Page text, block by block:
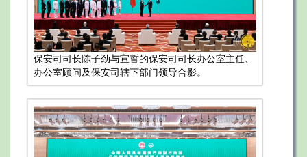
保安司司长陈子劲与宣誓的保安司司长办公室主任、
办公室顾问及保安司辖下部门领导合影。